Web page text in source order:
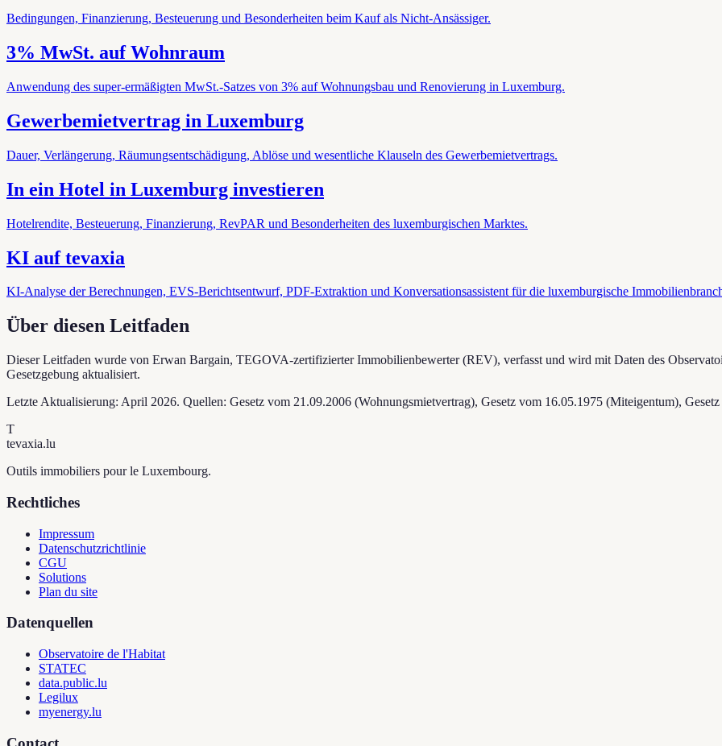
Bedingungen, Finanzierung, Besteuerung und Besonderheiten beim Kauf als Nicht-Ansässiger.
3% MwSt. auf Wohnraum
Anwendung des super-ermäßigten MwSt.-Satzes von 3% auf Wohnungsbau und Renovierung in Luxemburg.
Gewerbemietvertrag in Luxemburg
Dauer, Verlängerung, Räumungsentschädigung, Ablöse und wesentliche Klauseln des Gewerbemietvertrags.
In ein Hotel in Luxemburg investieren
Hotelrendite, Besteuerung, Finanzierung, RevPAR und Besonderheiten des luxemburgischen Marktes.
KI auf tevaxia
KI-Analyse der Berechnungen, EVS-Berichtsentwurf, PDF-Extraktion und Konversationsassistent für die luxemburgische
Über diesen Leitfaden
Dieser Leitfaden wurde von Erwan Bargain, TEGOVA-zertifizierter Immobilienbewerter (REV), verfasst und wird mit Daten des
Gesetzgebung aktualisiert.
Letzte Aktualisierung: April 2026. Quellen: Gesetz vom 21.09.2006 (Wohnungsmietvertrag), Gesetz vom 16.05.1975 (Miteigentum),
T
tevaxia.lu
Outils immobiliers pour le Luxembourg.
Rechtliches
Impressum
Datenschutzrichtlinie
CGU
Solutions
Plan du site
Datenquellen
Observatoire de l'Habitat
STATEC
data.public.lu
Legilux
myenergy.lu